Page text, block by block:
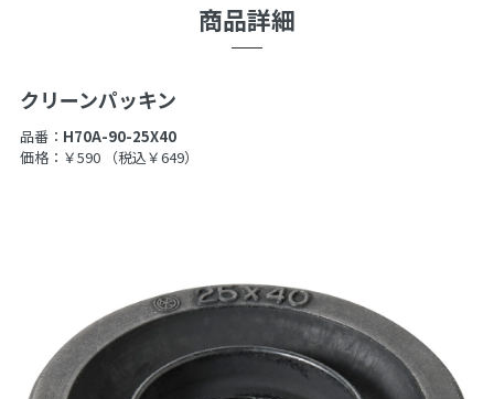
商品詳細
クリーンパッキン
品番： H70A-90-25X40
価格：￥590
（税込￥649）